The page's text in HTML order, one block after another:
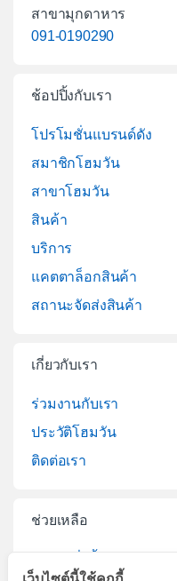
สาขามุกดาหาร
091-0190290
ช้อปปิ้งกับเรา
โปรโมชั่นแบรนด์ดัง
สมาชิกโฮมวัน
สาขาโฮมวัน
สินค้า
บริการ
แคตตาล็อกสินค้า
สถานะจัดส่งสินค้า
เกี่ยวกับเรา
ร่วมงานกับเรา
ประวัติโฮมวัน
ติดต่อเรา
ช่วยเหลือ